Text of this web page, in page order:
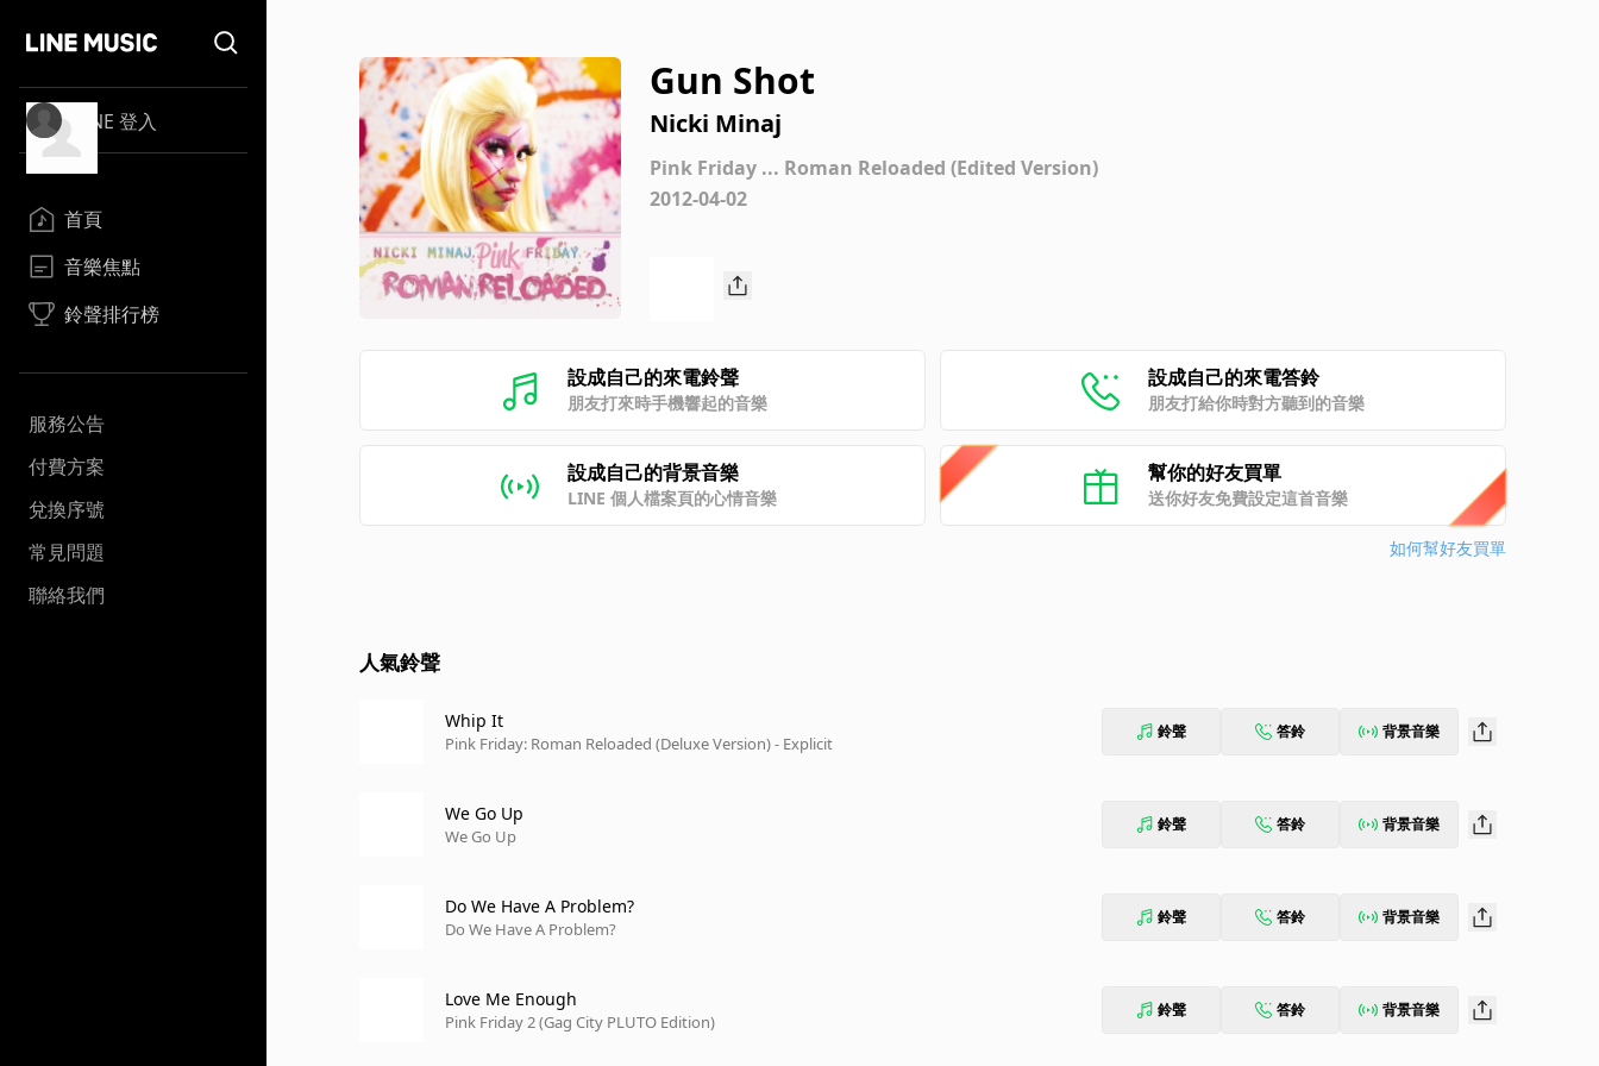
LINE 登入
首頁
音樂焦點
鈴聲排行榜
服務公告
付費方案
兌換序號
常見問題
聯絡我們
Gun Shot
Nicki Minaj
Pink Friday ... Roman Reloaded (Edited Version)
2012-04-02
設成自己的來電鈴聲
朋友打來時手機響起的音樂
設成自己的來電答鈴
朋友打給你時對方聽到的音樂
設成自己的背景音樂
LINE 個人檔案頁的心情音樂
幫你的好友買單
送你好友免費設定這首音樂
如何幫好友買單
人氣鈴聲
Whip It
Pink Friday: Roman Reloaded (Deluxe Version) - Explicit
鈴聲 答鈴 背景音樂
We Go Up
We Go Up
鈴聲 答鈴 背景音樂
Do We Have A Problem?
Do We Have A Problem?
鈴聲 答鈴 背景音樂
Love Me Enough
Pink Friday 2 (Gag City PLUTO Edition)
鈴聲 答鈴 背景音樂